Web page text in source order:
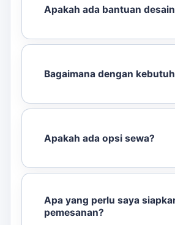
Apakah ada bantuan
Bagaimana dengan
Apakah ada opsi sewa?
Apa yang perlu saya
pemesanan?